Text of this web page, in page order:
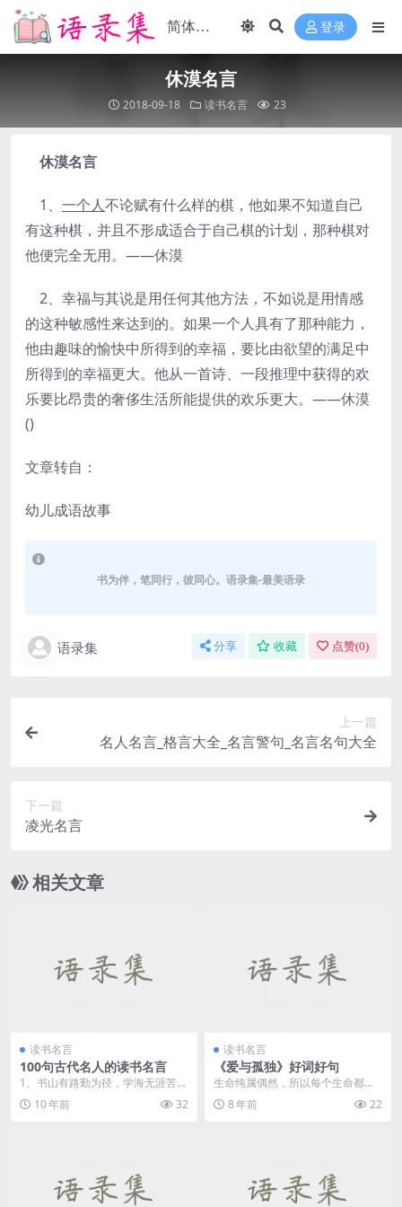
登录
休漠名言
2018-09-18 读书名言 23
休漠名言
1、 一个人不论赋有什么样的棋，他如果不知道自己
有这种棋，并且不形成适合于自己棋的计划，那种棋对
他便完全无用。——休漠
2、幸福与其说是用任何其他方法，不如说是用情感
的这种敏感性来达到的。如果一个人具有了那种能力，
他由趣味的愉快中所得到的幸福，要比由欲望的满足中
所得到的幸福更大。他从一首诗、一段推理中获得的欢
乐要比昂贵的奢侈生活所能提供的欢乐更大。——休漠
()
文章转自：
幼儿成语故事
书为伴，笔同行，彼同心。语录集-最美语录
语录集 分享 收藏 点赞(0)
上一篇
名人名言_格言大全_名言警句_名言名句大全
下一篇
凌光名言
相关文章
读书名言
100句古代名人的读书名言
1、书山有路勤为径，学海无涯苦作
舟。——韩愈 ...
10 年前 32
读书名言
《爱与孤独》好词好句
生命纯属偶然，所以每个生命都要
依恋另一个生命，相依为命，结伴
而行。 ...
8 年前 22